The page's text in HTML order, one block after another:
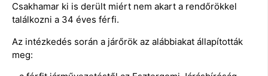
Csakhamar ki is derült miért nem akart a rendőrökkel
találkozni a 34 éves férfi.
Az intézkedés során a járőrök az alábbiakat állapították
meg: